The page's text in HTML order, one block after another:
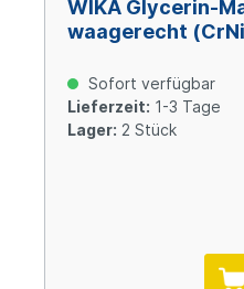
WIKA Glycerin-
waagerecht
Sofort verfügbar
Lieferzeit: 1-3 Tage
Lager: 2 Stück